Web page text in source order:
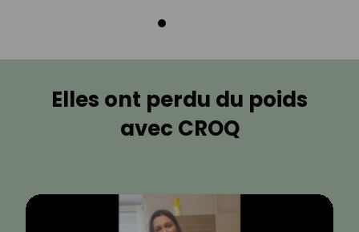
Elles ont perdu du poids
avec CROQ